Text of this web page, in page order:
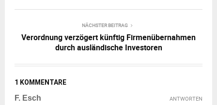
NÄCHSTER BEITRAG
Verordnung verzögert künftig Firmenübernahmen
durch ausländische Investoren
1 KOMMENTARE
F. Esch ANTWORTEN